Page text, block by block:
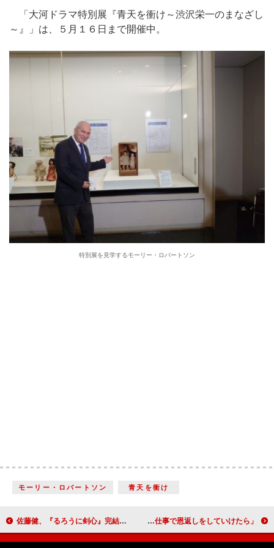
「大河ドラマ特別展『青天を衝け～渋沢栄一のまなざし
～』」は、５月１６日まで開催中。
特別展を見学するモーリー・ロバートソン
モーリー・ロバートソン 青天を衝け
佐藤健、『るろうに剣心』完結への思いを語る 「少し肩の荷が下りた気もするし、寂しい気持ちもある」 ゆきぽよ、知人男性の騒動を改めて謝罪 「このお仕事で恩返しをしていけたら」